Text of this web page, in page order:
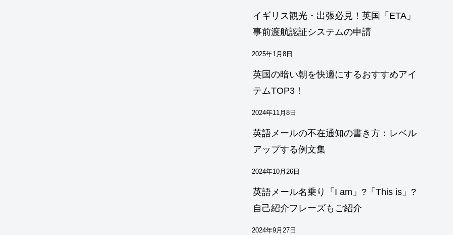
イギリス観光・出張必見！英国「ETA」
事前渡航認証システムの申請
2025年1月8日
英国の暗い朝を快適にするおすすめアイ
テムTOP3！
2024年11月8日
英語メールの不在通知の書き方：レベル
アップする例文集
2024年10月26日
英語メール名乗り「I am」?「This is」?
自己紹介フレーズもご紹介
2024年9月27日